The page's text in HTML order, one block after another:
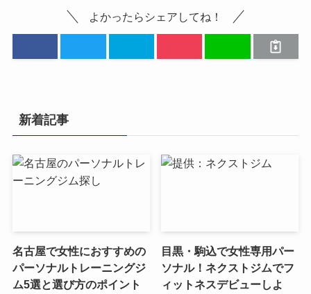
よかったらシェアしてね！
新着記事
名古屋で女性におすすめの
パーソナルトレーニングジ
ム5選と選び方のポイント
目黒・駒込で女性専用パー
ソナル！ネクストジムでフ
ィットネスデビューしよ